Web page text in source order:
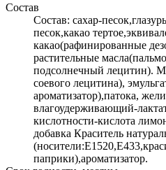
Состав
Состав: сахар-
песок,какао
какао(рафинированные
растительные
подсолнечный лецитин).
соевого лецитина),
ароматизатор),патока,
влагоудерживающий-
кислотности-кислота
добавка Краситель
паприки),ароматизатор.